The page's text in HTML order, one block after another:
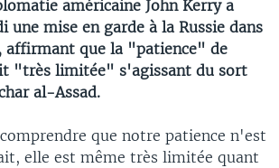
américaine John Kerry a
une mise en garde à la Russie dans
affirmant que la "patience" de
"très limitée" s'agissant du sort
al-Assad.
que notre patience n'est
elle est même très limitée quant